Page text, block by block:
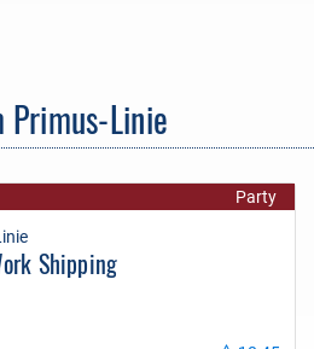
Primus-Linie
Party
Shipping